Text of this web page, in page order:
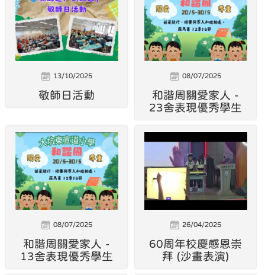
13/10/2025
敬師日活動
08/07/2025
和諧周關愛家人 -
23舍表現優秀學生
08/07/2025
和諧周關愛家人 -
13舍表現優秀學生
26/04/2025
60周年校慶感恩崇
拜 (沙畫表演)